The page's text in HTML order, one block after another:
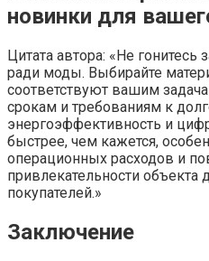
новинки для
Цитата автора: «Не
ради моды. Выбирайте
соответствуют вашим
срокам и требованиям к
энергоэффективность и
быстрее, чем кажется,
операционных расходов и
привлекательности объекта
покупателей.»
Заключение